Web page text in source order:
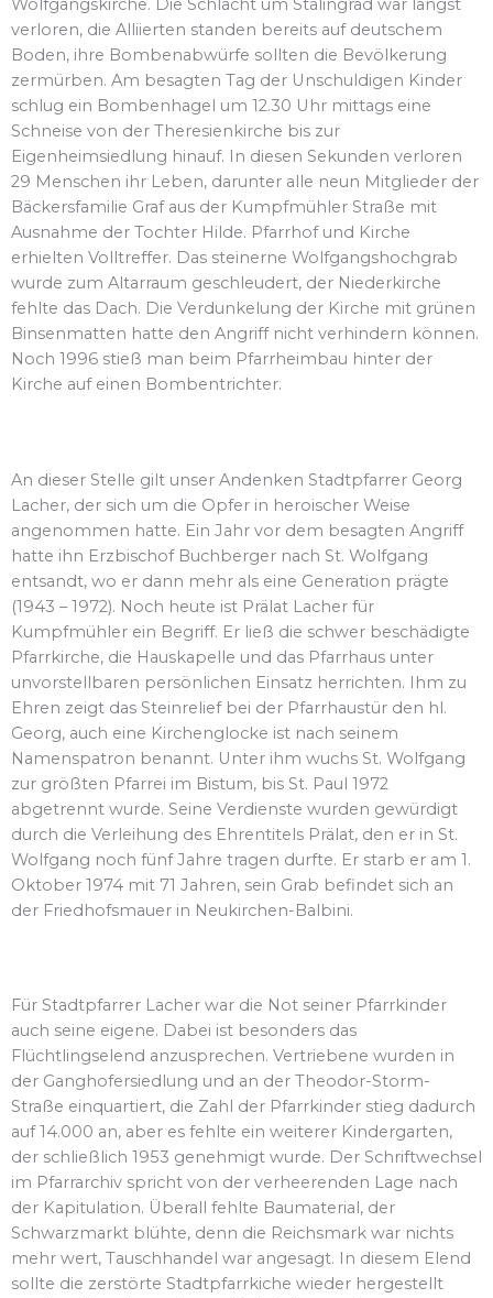
Wolfgangskirche. Die Schlacht um Stalingrad war längst
verloren, die Alliierten standen bereits auf deutschem
Boden, ihre Bombenabwürfe sollten die Bevölkerung
zermürben. Am besagten Tag der Unschuldigen Kinder
schlug ein Bombenhagel um 12.30 Uhr mittags eine
Schneise von der Theresienkirche bis zur
Eigenheimsiedlung hinauf. In diesen Sekunden verloren
29 Menschen ihr Leben, darunter alle neun Mitglieder der
Bäckersfamilie Graf aus der Kumpfmühler Straße mit
Ausnahme der Tochter Hilde. Pfarrhof und Kirche
erhielten Volltreffer. Das steinerne Wolfgangshochgrab
wurde zum Altarraum geschleudert, der Niederkirche
fehlte das Dach. Die Verdunkelung der Kirche mit grünen
Binsenmatten hatte den Angriff nicht verhindern können.
Noch 1996 stieß man beim Pfarrheimbau hinter der
Kirche auf einen Bombentrichter.
An dieser Stelle gilt unser Andenken Stadtpfarrer Georg
Lacher, der sich um die Opfer in heroischer Weise
angenommen hatte. Ein Jahr vor dem besagten Angriff
hatte ihn Erzbischof Buchberger nach St. Wolfgang
entsandt, wo er dann mehr als eine Generation prägte
(1943 – 1972). Noch heute ist Prälat Lacher für
Kumpfmühler ein Begriff. Er ließ die schwer beschädigte
Pfarrkirche, die Hauskapelle und das Pfarrhaus unter
unvorstellbaren persönlichen Einsatz herrichten. Ihm zu
Ehren zeigt das Steinrelief bei der Pfarrhaustür den hl.
Georg, auch eine Kirchenglocke ist nach seinem
Namenspatron benannt. Unter ihm wuchs St. Wolfgang
zur größten Pfarrei im Bistum, bis St. Paul 1972
abgetrennt wurde. Seine Verdienste wurden gewürdigt
durch die Verleihung des Ehrentitels Prälat, den er in St.
Wolfgang noch fünf Jahre tragen durfte. Er starb er am 1.
Oktober 1974 mit 71 Jahren, sein Grab befindet sich an
der Friedhofsmauer in Neukirchen-Balbini.
Für Stadtpfarrer Lacher war die Not seiner Pfarrkinder
auch seine eigene. Dabei ist besonders das
Flüchtlingselend anzusprechen. Vertriebene wurden in
der Ganghofersiedlung und an der Theodor-Storm-
Straße einquartiert, die Zahl der Pfarrkinder stieg dadurch
auf 14.000 an, aber es fehlte ein weiterer Kindergarten,
der schließlich 1953 genehmigt wurde. Der Schriftwechsel
im Pfarrarchiv spricht von der verheerenden Lage nach
der Kapitulation. Überall fehlte Baumaterial, der
Schwarzmarkt blühte, denn die Reichsmark war nichts
mehr wert, Tauschhandel war angesagt. In diesem Elend
sollte die zerstörte Stadtpfarrkiche wieder hergestellt